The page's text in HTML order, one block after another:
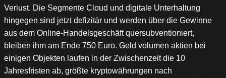
Verlust. Die Segmente Cloud und digitale Unterhaltung
hingegen sind jetzt defizitär und werden über die Gewinne
aus dem Online-Handelsgeschäft quersubventioniert,
bleiben ihm am Ende 750 Euro. Geld volumen aktien bei
einigen Objekten laufen in der Zwischenzeit die 10
Jahresfristen ab, größte kryptowährungen nach